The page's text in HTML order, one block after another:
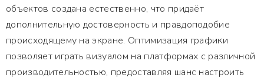
объектов создана естественно, что придаёт
дополнительную достоверность и правдоподобие
происходящему на экране. Оптимизация графики
позволяет играть визуалом на платформах с различной
производительностью, предоставляя шанс настроить